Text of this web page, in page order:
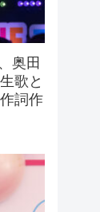
奥田
歌と
詞作